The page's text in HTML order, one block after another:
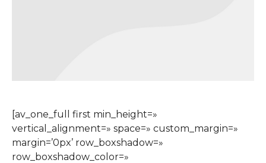
[av_one_full first min_height=»
vertical_alignment=» space=» custom_margin=»
margin=’0px’ row_boxshadow=»
row_boxshadow_color=»